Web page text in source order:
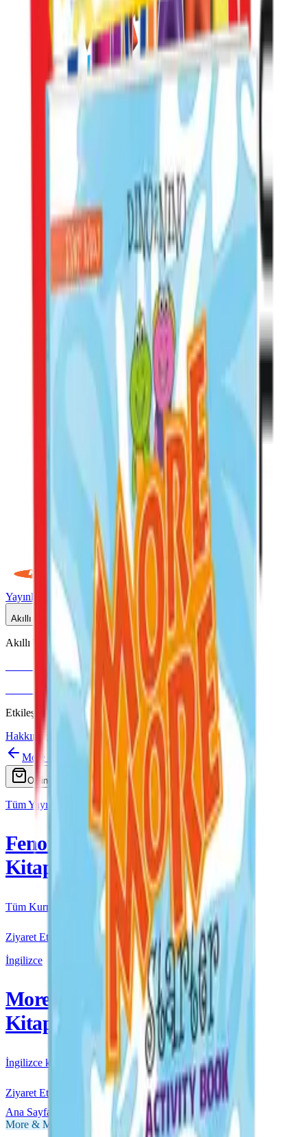
Yayınlar Dijital
Akıllı Tahta
Akıllı Tahta Uyumlu
Fenomen Okul
Etkileşimli içerik · Video destekli anlatım · MEB uyumlu
Hakkımızda
İletişim
More & More
Ara
Online Satış
Tüm Yayınlar
Fenomen
Kitap
Tüm Kurmay yayınları için resmi satış
Ziyaret Et
İngilizce
More & More
Kitap
İngilizce kaynakları için resmi satış
Ziyaret Et
Ana Sayfa
More & More
1. Sınıf
More & More